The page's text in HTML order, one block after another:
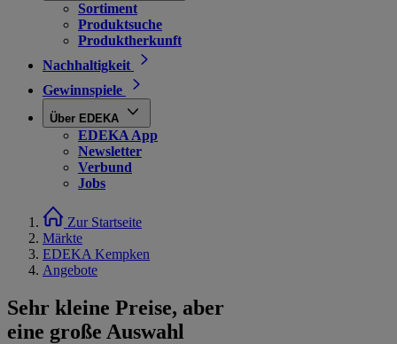
Sortiment
Produktsuche
Produktherkunft
Nachhaltigkeit
Gewinnspiele
Über EDEKA
EDEKA App
Newsletter
Verbund
Jobs
Zur Startseite
Märkte
EDEKA Kempken
Angebote
Sehr kleine Preise, aber
eine große Auswahl